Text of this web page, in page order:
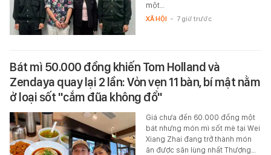
một…
XÃ HỘI - 7 giờ trước
Bát mì 50.000 đồng khiến Tom Holland và
Zendaya quay lại 2 lần: Vỏn vẹn 11 bàn, bí mật nằm
ở loại sốt "cắm đũa không đổ"
Giá chưa đến 60.000 đồng một
bát nhưng món mì sốt mè tại Wei
Xiang Zhai đang trở thành món
ăn được săn lùng nhất Thượng…